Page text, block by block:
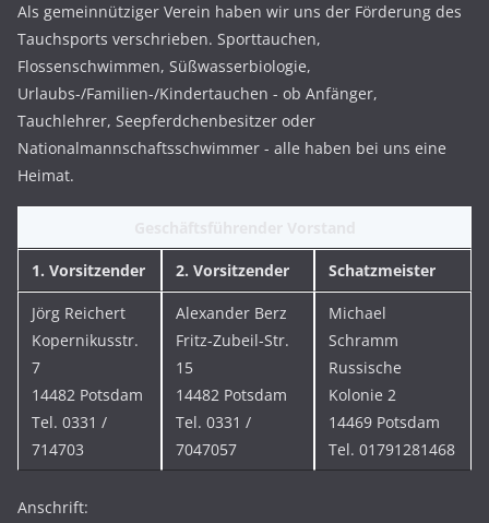
Als gemeinnütziger Verein haben wir uns der Förderung des
Tauchsports verschrieben. Sporttauchen,
Flossenschwimmen, Süßwasserbiologie,
Urlaubs-/Familien-/Kindertauchen - ob Anfänger,
Tauchlehrer, Seepferdchenbesitzer oder
Nationalmannschaftsschwimmer - alle haben bei uns eine
Heimat.
1. Vorsitzender 2. Vorsitzender Schatzmeister
Jörg Reichert
Kopernikusstr.
7
14482 Potsdam
Tel. 0331 /
714703
Alexander Berz
Fritz-Zubeil-Str.
15
14482 Potsdam
Tel. 0331 /
7047057
Michael
Schramm
Russische
Kolonie 2
14469 Potsdam
Tel. 01791281468
Anschrift: